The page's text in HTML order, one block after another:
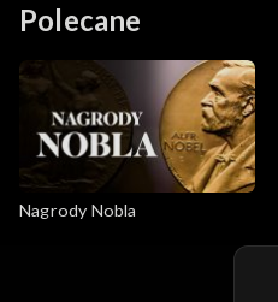
Polecane
Nagrody Nobla